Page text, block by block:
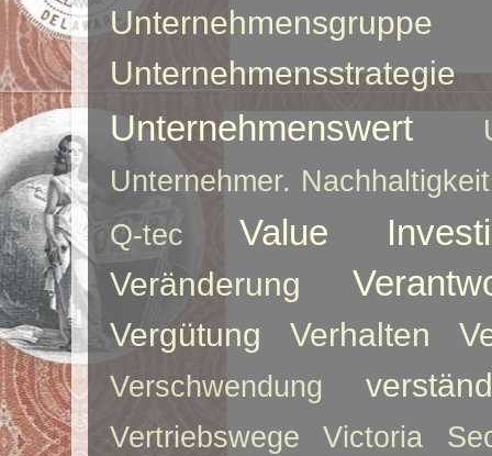
Unternehmensgruppe
Unternehmensstrategie
Unternehmenswert
Unternehmer. Nachhaltigkeit
Q-tec
Value
Veränderung
Vergütung Verhalten
Verschwendung
Vertriebswege Victoria